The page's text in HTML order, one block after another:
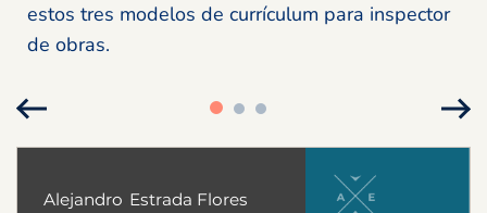
estos tres modelos de currículum para inspector
de obras.